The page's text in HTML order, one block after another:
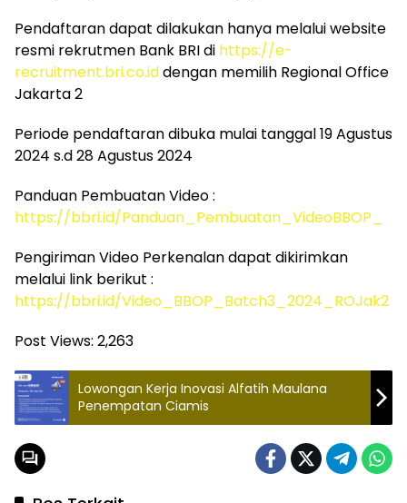
Pendaftaran dapat dilakukan hanya melalui website
resmi rekrutmen Bank BRI di https://e-
recruitment.bri.co.iddengan memilih Regional Office
Jakarta 2
Periode pendaftaran dibuka mulai tanggal 19 Agustus
2024 s.d 28 Agustus 2024
Panduan Pembuatan Video :
https://bbri.id/Panduan_Pembuatan_VideoBBOP_
Pengiriman Video Perkenalan dapat dikirimkan
melalui link berikut :
https://bbri.id/Video_BBOP_Batch3_2024_ROJak2
Post Views: 2,263
Lowongan Kerja Inovasi Alfatih Maulana
Penempatan Ciamis